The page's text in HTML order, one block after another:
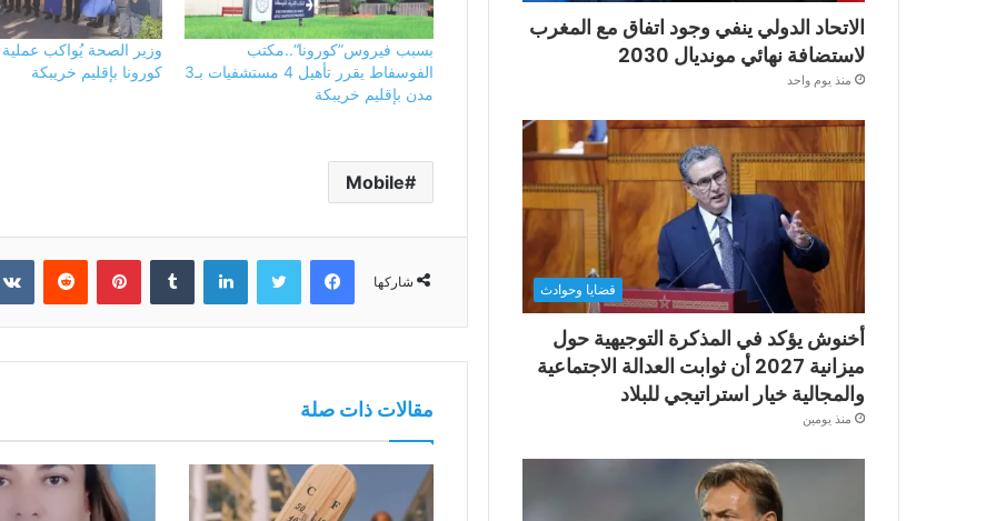
بسبب فيروس”كورونا“..مكتب
الفوسفاط يقرر تأهيل 4 مستشفيات بـ3
مدن بإقليم خريبكة
وزير الصحة يُواكب عملية
كورونا بإقليم خريبكة
Mobile
شاركها
فيسبوك تويتر لينكدإن بينتيريست
مقالات ذات صلة
الاتحاد الدولي ينفي وجود اتفاق مع المغرب
لاستضافة نهائي مونديال 2030
منذ يوم واحد
قضايا وحوادث
أخنوش يؤكد في المذكرة التوجيهية حول
ميزانية 2027 أن ثوابت العدالة الاجتماعية
والمجالية خيار استراتيجي للبلاد
منذ يومين